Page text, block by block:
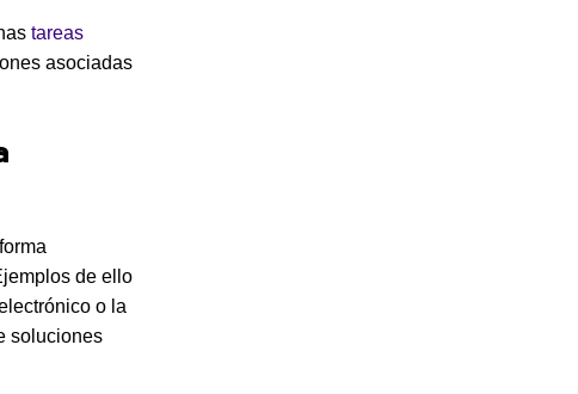
tareas
asociadas
de ello
o la
soluciones